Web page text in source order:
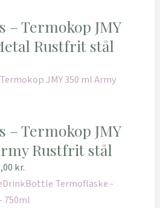
– Termokop JMY
Rustfrit stål
– Termokop JMY
Rustfrit stål
kr.